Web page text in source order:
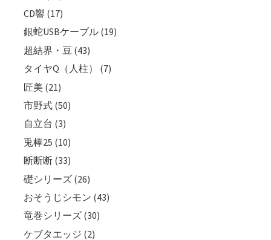
CD響 (17)
銀蛇USBケーブル (19)
超結界・豆 (43)
タイヤQ（人柱） (7)
匠美 (21)
市野式 (50)
自立台 (3)
兎棒25 (10)
断断断 (33)
礎シリーズ (26)
おそうじシモン (43)
竜巻シリーズ (30)
ケブタエッジ (2)